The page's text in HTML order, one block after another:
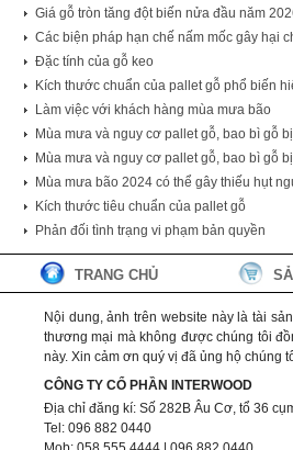
Giá gỗ tròn tăng đột biến nửa đầu năm
Các biện pháp hạn chế nấm mốc gây hại
Đặc tính của gỗ keo
Kích thước chuẩn của pallet gỗ phổ biến
Làm việc với khách hàng mùa mưa bão
Mùa mưa và nguy cơ pallet gỗ, bao bì gỗ
Mùa mưa và nguy cơ pallet gỗ, bao bì gỗ
Mùa mưa bão 2024 có thể gây thiếu hụt
Kích thước tiêu chuẩn của pallet gỗ
Phản đối tình trạng vi phạm bản quyền
TRANG CHỦ
Nội dung, ảnh trên website này là tài
thương mại mà không được chúng tôi
này. Xin cảm ơn quý vị đã ủng hộ chúng
CÔNG TY CỔ PHẦN INTERWOOD
Địa chỉ đăng kí: Số 282B Âu Cơ, tổ 36
Tel: 096 882 0440